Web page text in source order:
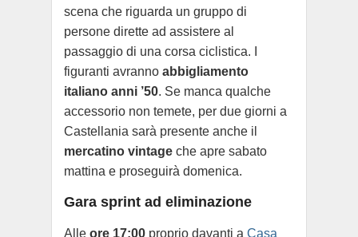
scena che riguarda un gruppo di
persone dirette ad assistere al
passaggio di una corsa ciclistica. I
figuranti avranno abbigliamento
italiano anni ’50. Se manca qualche
accessorio non temete, per due giorni a
Castellania sarà presente anche il
mercatino vintage che apre sabato
mattina e proseguirà domenica.
Gara sprint ad eliminazione
Alle ore 17:00 proprio davanti a Casa